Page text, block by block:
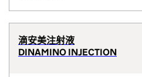
滴安美注射液
DINAMINO INJECTION